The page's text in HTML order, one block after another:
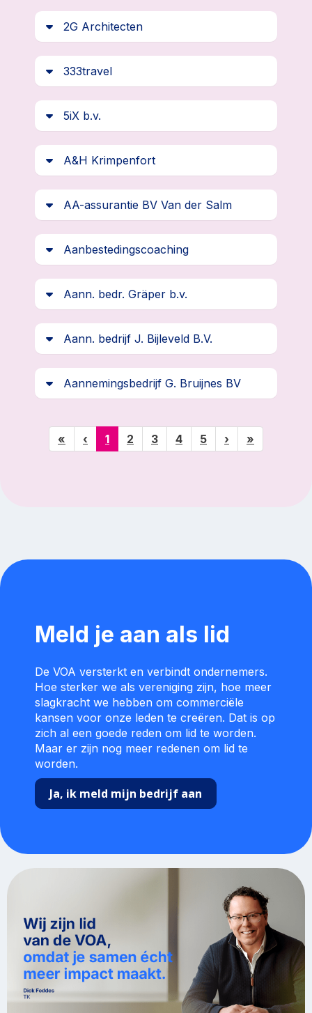
2G Architecten
333travel
5iX b.v.
A&H Krimpenfort
AA-assurantie BV Van der Salm
Aanbestedingscoaching
Aann. bedr. Gräper b.v.
Aann. bedrijf J. Bijleveld B.V.
Aannemingsbedrijf G. Bruijnes BV
« ‹ 1(huidige)
2 3 4 5 › »
Meld je aan als lid
De VOA versterkt en verbindt ondernemers.
Hoe sterker we als vereniging zijn, hoe meer
slagkracht we hebben om commerciële
kansen voor onze leden te creëren. Dat is op
zich al een goede reden om lid te worden.
Maar er zijn nog meer redenen om lid te
worden.
Ja, ik meld mijn bedrijf aan